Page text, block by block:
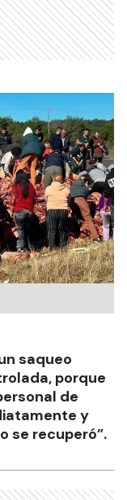
saqueo
porque
de
y
se recuperó”.